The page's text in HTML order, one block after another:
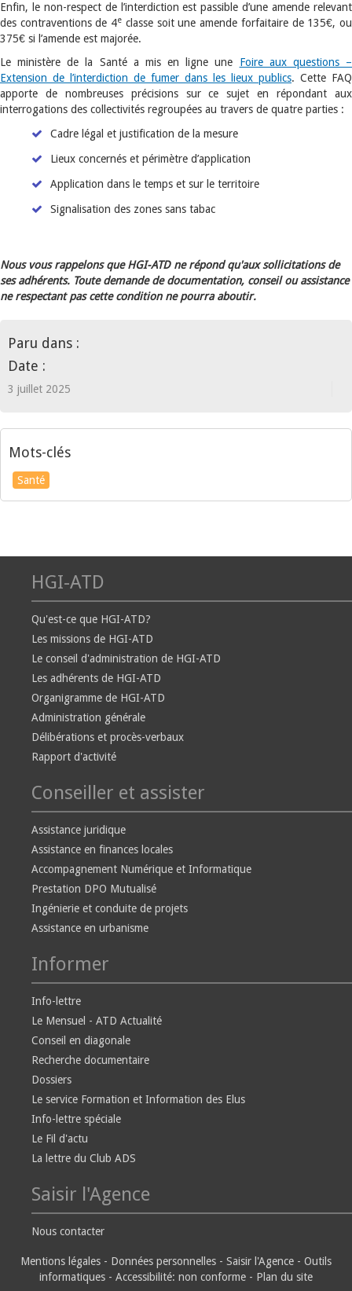
Enfin, le non-respect de l’interdiction est passible d’une amende relevant
des contraventions de 4e classe soit une amende forfaitaire de 135€, ou
375€ si l’amende est majorée.
Le ministère de la Santé a mis en ligne une Foire aux questions –
Extension de l’interdiction de fumer dans les lieux publics. Cette FAQ
apporte de nombreuses précisions sur ce sujet en répondant aux
interrogations des collectivités regroupées au travers de quatre parties :
Cadre légal et justification de la mesure
Lieux concernés et périmètre d’application
Application dans le temps et sur le territoire
Signalisation des zones sans tabac
Nous vous rappelons que HGI-ATD ne répond qu'aux sollicitations de
ses adhérents. Toute demande de documentation, conseil ou assistance
ne respectant pas cette condition ne pourra aboutir.
Paru dans :
Date :
3 juillet 2025
Mots-clés
Santé
HGI-ATD
Qu'est-ce que HGI-ATD?
Les missions de HGI-ATD
Le conseil d'administration de HGI-ATD
Les adhérents de HGI-ATD
Organigramme de HGI-ATD
Administration générale
Délibérations et procès-verbaux
Rapport d'activité
Conseiller et assister
Assistance juridique
Assistance en finances locales
Accompagnement Numérique et Informatique
Prestation DPO Mutualisé
Ingénierie et conduite de projets
Assistance en urbanisme
Informer
Info-lettre
Le Mensuel - ATD Actualité
Conseil en diagonale
Recherche documentaire
Dossiers
Le service Formation et Information des Elus
Info-lettre spéciale
Le Fil d'actu
La lettre du Club ADS
Saisir l'Agence
Nous contacter
Mentions légales - Données personnelles - Saisir l'Agence - Outils
informatiques - Accessibilité: non conforme - Plan du site